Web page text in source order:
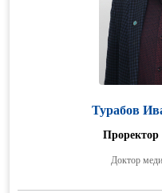
Турабов
Проректор
Доктор